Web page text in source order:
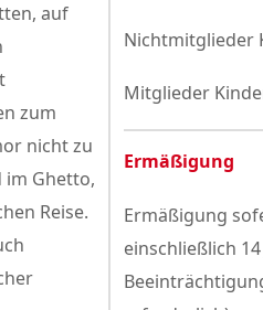
auf
zum
nicht zu
im Ghetto,
Reise.
Nichtmitglieder
Mitglieder
Ermäßigung
Ermäßigung
einschließlich